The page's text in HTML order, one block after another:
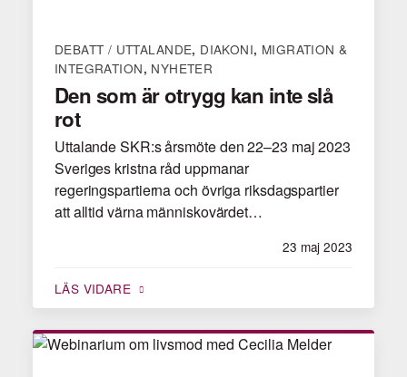
DEBATT / UTTALANDE, DIAKONI, MIGRATION &
INTEGRATION, NYHETER
Den som är otrygg kan inte slå
rot
23 maj 2023
Uttalande SKR:s årsmöte den 22–23 maj 2023
Sveriges kristna råd uppmanar
regeringspartierna och övriga riksdagspartier
att alltid värna människovärdet…
LÄS VIDARE